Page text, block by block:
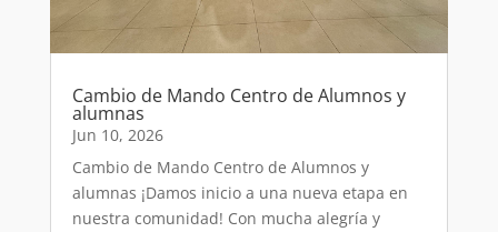
Cambio de Mando Centro de Alumnos y
alumnas
Jun 10, 2026
Cambio de Mando Centro de Alumnos y
alumnas ¡Damos inicio a una nueva etapa en
nuestra comunidad! Con mucha alegría y